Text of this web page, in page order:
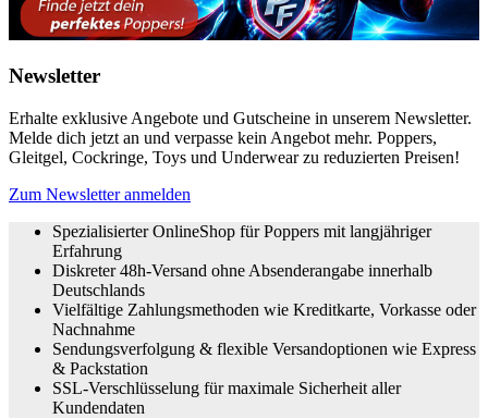
Newsletter
Erhalte exklusive Angebote und Gutscheine in unserem Newsletter.
Melde dich jetzt an und verpasse kein Angebot mehr. Poppers,
Gleitgel, Cockringe, Toys und Underwear zu reduzierten Preisen!
Zum Newsletter anmelden
Spezialisierter OnlineShop für Poppers mit langjähriger
Erfahrung
Diskreter 48h-Versand ohne Absenderangabe innerhalb
Deutschlands
Vielfältige Zahlungsmethoden wie Kreditkarte, Vorkasse oder
Nachnahme
Sendungsverfolgung & flexible Versandoptionen wie Express
& Packstation
SSL-Verschlüsselung für maximale Sicherheit aller
Kundendaten